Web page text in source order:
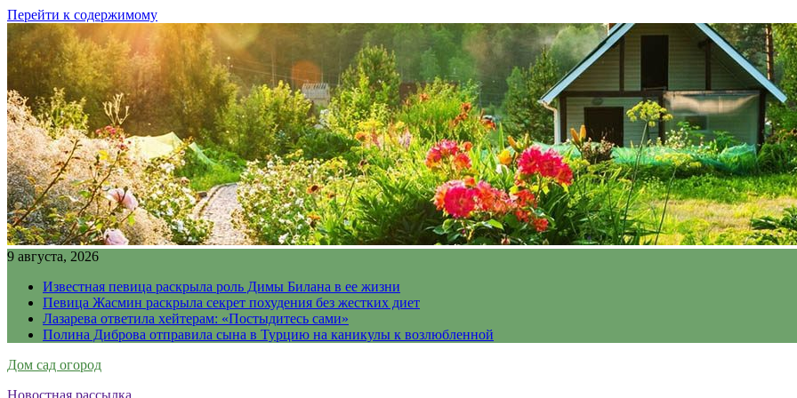
Перейти к содержимому
9 августа, 2026
Известная певица раскрыла роль Димы Билана в ее жизни
Певица Жасмин раскрыла секрет похудения без жестких диет
Лазарева ответила хейтерам: «Постыдитесь сами»
Полина Диброва отправила сына в Турцию на каникулы к возлюбленной
Дом сад огород
Новостная рассылка